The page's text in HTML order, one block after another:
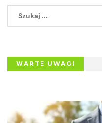
WARTE UWAGI